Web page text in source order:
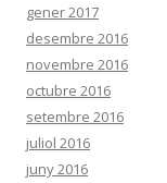
gener 2017
desembre 2016
novembre 2016
octubre 2016
setembre 2016
juliol 2016
juny 2016